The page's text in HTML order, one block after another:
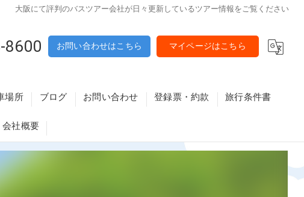
大阪にて評判のバスツアー会社が日々更新しているツアー情報をご覧ください
8600 お問い合わせはこちら マイページはこちら
場所
井寺・柏原・八尾・東大阪・大東エリア
野・枚方・高槻・守口・寝屋川エリア
ブログ お問い合わせ 登録票・約款 旅行条件書
会社概要